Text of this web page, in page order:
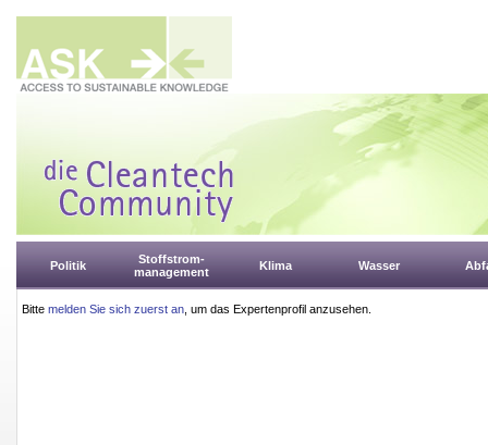
Politik
Stoffstrom-
management
Klima Wasser
Bitte melden Sie sich zuerst an , um das Expertenprofil anzusehen.